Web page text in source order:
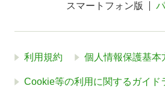
スマートフォン版
利用規約 個人情報保護基本
Cookie等の利用に関するガイド